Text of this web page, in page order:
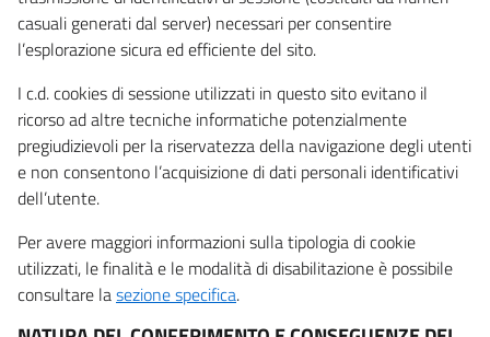
casuali generati dal server) necessari per consentire
l’esplorazione sicura ed efficiente del sito.
I c.d. cookies di sessione utilizzati in questo sito evitano il
ricorso ad altre tecniche informatiche potenzialmente
pregiudizievoli per la riservatezza della navigazione degli utenti
e non consentono l’acquisizione di dati personali identificativi
dell’utente.
Per avere maggiori informazioni sulla tipologia di cookie
utilizzati, le finalità e le modalità di disabilitazione è possibile
consultare lasezione specifica.